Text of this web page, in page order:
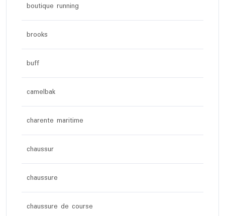
boutique running
brooks
buff
camelbak
charente maritime
chaussur
chaussure
chaussure de course